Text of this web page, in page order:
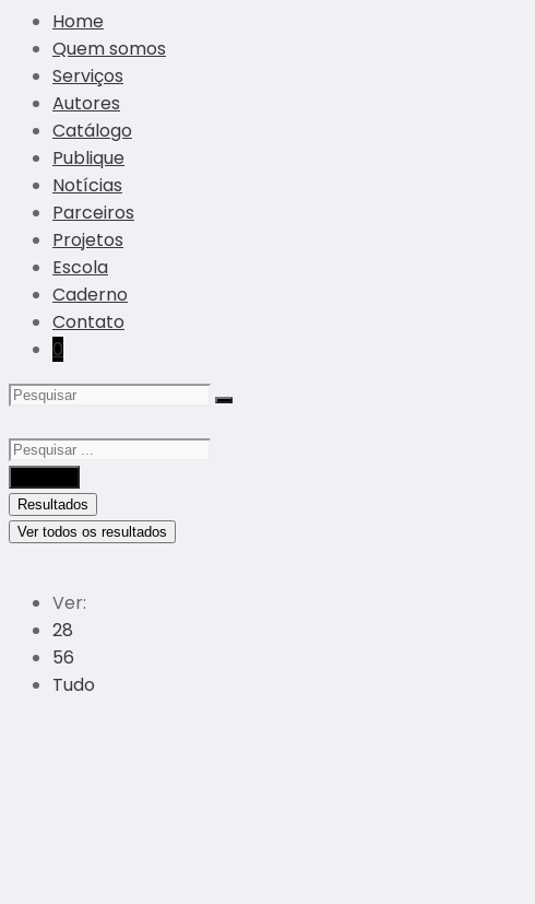
Home
Quem somos
Serviços
Autores
Catálogo
Publique
Notícias
Parceiros
Projetos
Escola
Caderno
Contato
0
Resultados
Ver todos os resultados
Ver:
28
56
Tudo